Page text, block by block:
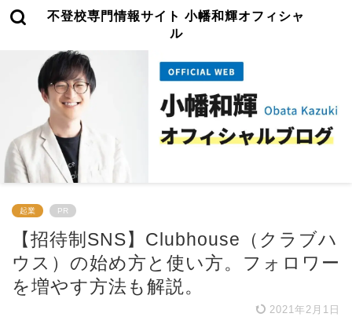
不登校専門情報サイト 小幡和輝オフィシャ
ル
起業 PR
【招待制SNS】Clubhouse（クラブハ
ウス）の始め方と使い方。フォロワー
を増やす方法も解説。
2021年2月1日